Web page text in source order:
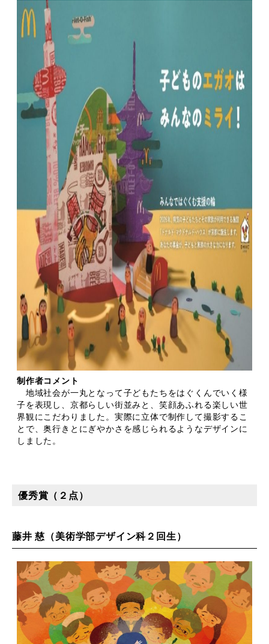
制作者コメント
地域社会が一丸となって子どもたちをはぐくんでいく様
子を表現し、京都らしい街並みと、笑顔あふれる楽しい世
界観にこだわりました。実際に立体で制作して撮影するこ
とで、奥行きとにぎやかさを感じられるようなデザインに
しました。
優秀賞（２点）
藤井 慈（美術学部デザイン科２回生）